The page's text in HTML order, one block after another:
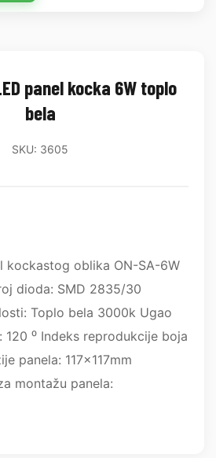
panel kocka 6W toplo
bela
SKU: 3605
kockastog oblika ON-SA-6W
dioda: SMD 2835/30
Toplo bela 3000k Ugao
120 ⁰ Indeks reprodukcije boja
panela: 117x117mm
montažu panela: